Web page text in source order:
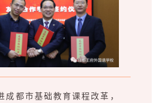
成都市基础教育课程改革，